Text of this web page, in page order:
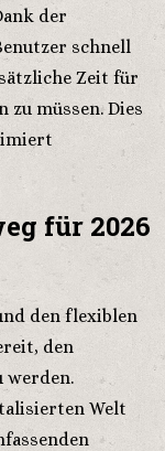
der
schnell
Zeit für
zu müssen. Dies
für 2026
den flexiblen
den
werden.
Welt